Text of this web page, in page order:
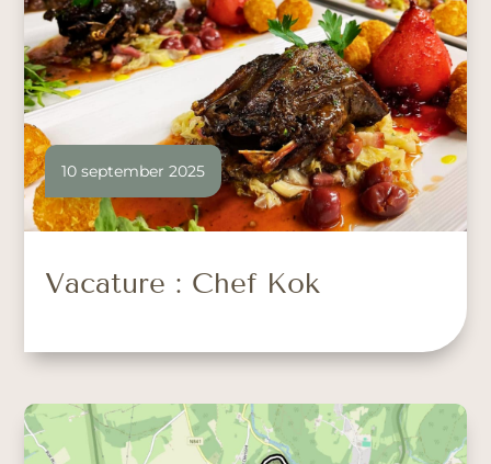
Vacature : Chef Kok
10 september 2025